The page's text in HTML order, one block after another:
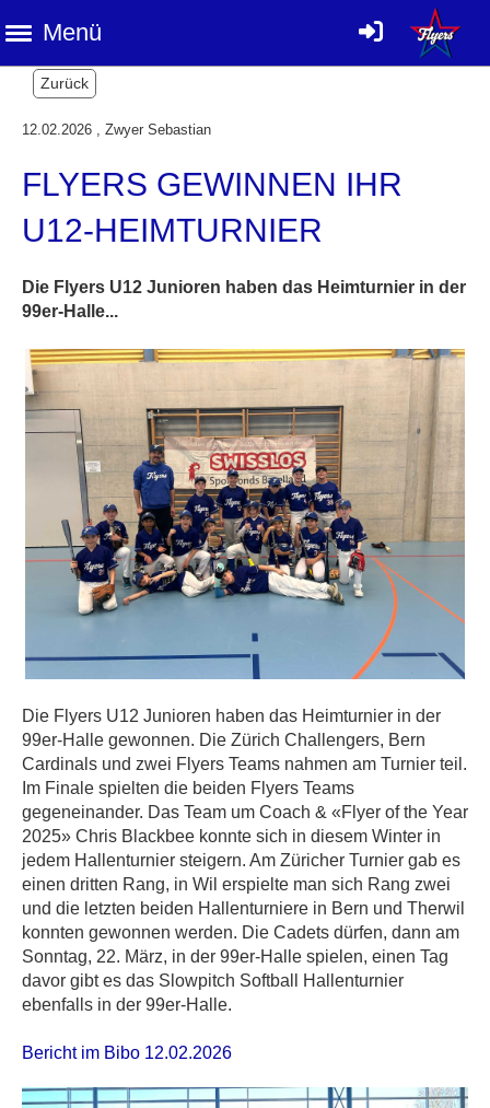
Menü
Zurück
12.02.2026 , Zwyer Sebastian
FLYERS GEWINNEN IHR
U12-HEIMTURNIER
Die Flyers U12 Junioren haben das Heimturnier in der
99er-Halle...
Die Flyers U12 Junioren haben das Heimturnier in der
99er-Halle gewonnen. Die Zürich Challengers, Bern
Cardinals und zwei Flyers Teams nahmen am Turnier teil.
Im Finale spielten die beiden Flyers Teams
gegeneinander. Das Team um Coach & «Flyer of the Year
2025» Chris Blackbee konnte sich in diesem Winter in
jedem Hallenturnier steigern. Am Züricher Turnier gab es
einen dritten Rang, in Wil erspielte man sich Rang zwei
und die letzten beiden Hallenturniere in Bern und Therwil
konnten gewonnen werden. Die Cadets dürfen, dann am
Sonntag, 22. März, in der 99er-Halle spielen, einen Tag
davor gibt es das Slowpitch Softball Hallenturnier
ebenfalls in der 99er-Halle.
Bericht im Bibo 12.02.2026